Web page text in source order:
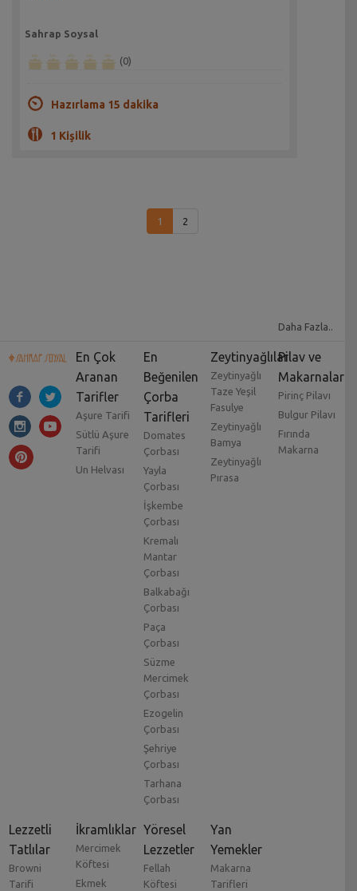
Sahrap Soysal
(0)
Hazırlama 15 dakika
1 Kişilik
1 2
Daha Fazla..
En Çok
Aranan
Tarifler
Aşure Tarifi
Sütlü Aşure
Tarifi
Un Helvası
En
Beğenilen
Çorba
Tarifleri
Domates
Çorbası
Yayla
Çorbası
İşkembe
Çorbası
Kremalı
Mantar
Çorbası
Balkabağı
Çorbası
Paça
Çorbası
Süzme
Mercimek
Çorbası
Ezogelin
Çorbası
Şehriye
Çorbası
Tarhana
Çorbası
Zeytinyağlılar
Zeytinyağlı
Taze Yeşil
Fasulye
Zeytinyağlı
Bamya
Zeytinyağlı
Pırasa
Pilav ve
Makarnalar
Pirinç Pilavı
Bulgur Pilavı
Fırında
Makarna
Lezzetli
Tatlılar
Browni
Tarifi
İkramlıklar
Mercimek
Köftesi
Ekmek
Yöresel
Lezzetler
Fellah
Köftesi
Yan
Yemekler
Makarna
Tarifleri